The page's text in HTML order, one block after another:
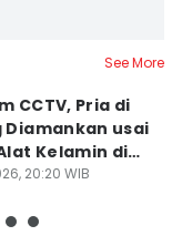
See More
CCTV, Pria di
Diamankan usai
Kelamin di
20:20 WIB